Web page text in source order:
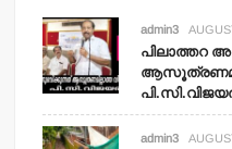
admin3
പിലാത്തറ
admin3